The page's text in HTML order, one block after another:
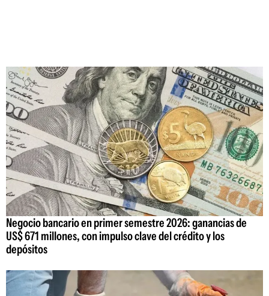
Negocio bancario en primer semestre 2026: ganancias de
US$ 671 millones, con impulso clave del crédito y los
depósitos